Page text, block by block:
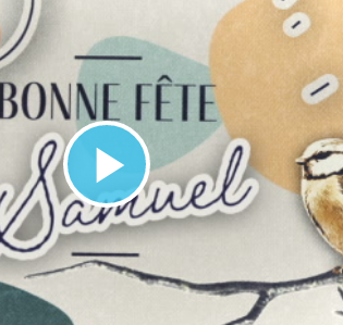
Lire
la